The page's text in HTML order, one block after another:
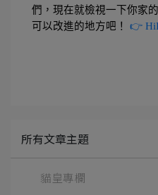
們，現在就檢視一下你家
可以改進的地方吧！ 👉
所有文章主題
貓皇專欄